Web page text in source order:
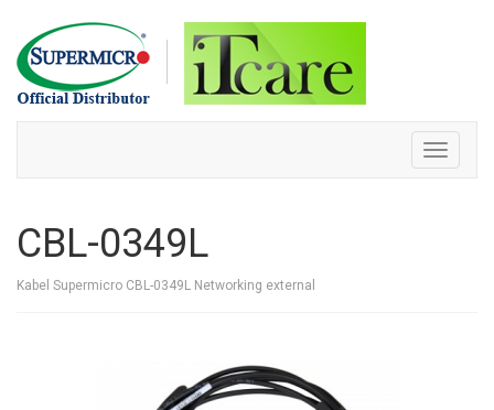
Skip
to
content
Toggle
CBL-0349L
Kabel Supermicro CBL-0349L Networking external